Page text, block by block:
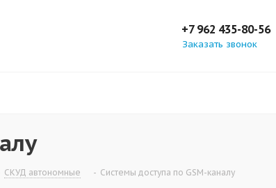
+7 962 435-80-56
Заказать звонок
СКУД автономные - Системы доступа по GSM-каналу